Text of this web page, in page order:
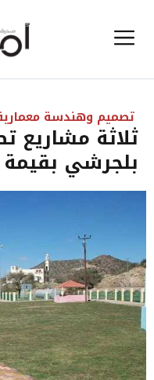
إلى القائمة
تصميم وهندسة
ثلاثة مشاريع
بلجرشي بقيمة 11 مليون ريال